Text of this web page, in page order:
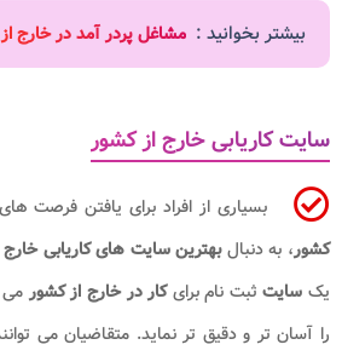
بیشتر بخوانید : مشاغل پردر آمد در خارج
سایت کاریابی خارج از کشور
بسیاری از افراد برای یافتن فرصت
کشور، به دنبالبهترین سایت های کاریابی
یک سایت ثبت نام برایکار در خارج از کشورمی
را آسان تر و دقیق تر نماید. متقاضیان می